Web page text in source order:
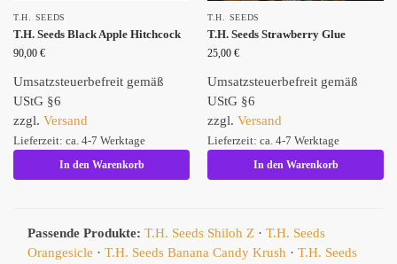
T.H. SEEDS
T.H. Seeds Black Apple Hitchcock
90,00 €
Umsatzsteuerbefreit gemäß
UStG §6
zzgl. Versand
Lieferzeit: ca. 4-7 Werktage
In den Warenkorb
T.H. SEEDS
T.H. Seeds Strawberry Glue
25,00 €
Umsatzsteuerbefreit gemäß
UStG §6
zzgl. Versand
Lieferzeit: ca. 4-7 Werktage
In den Warenkorb
Passende Produkte: T.H. Seeds Shiloh Z · T.H. Seeds
Orangesicle · T.H. Seeds Banana Candy Krush · T.H. Seeds